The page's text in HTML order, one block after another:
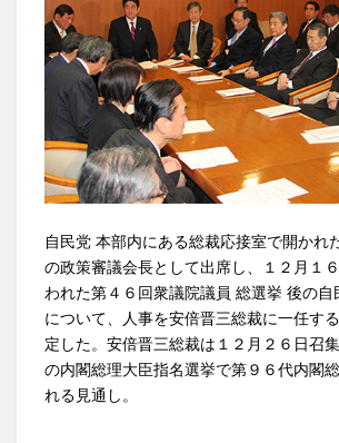
自民党 本部内にある総裁応接室で開かれ
の政策審議会長として出席し、１２月１
われた第４６回衆議院議員 総選挙 後の自
について、人事を安倍晋三総裁に一任す
定した。安倍晋三総裁は１２月２６日召
の内閣総理大臣指名選挙で第９６代内閣
れる見通し。